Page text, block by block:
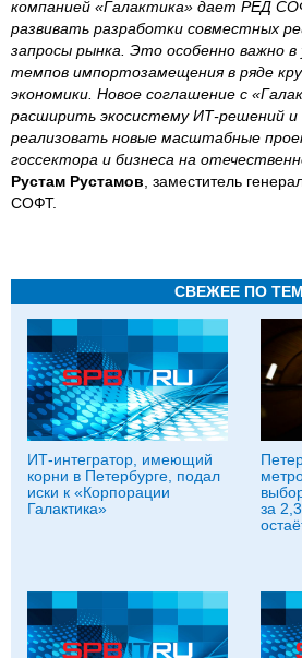
компанией «Галактика» дает РЕД
развивать разработки совместных
запросы рынка. Это особенно важно в
темпов импортозамещения в ряде
экономики. Новое соглашение с
расширить экосистему ИТ-решений
реализовать новые масштабные
госсектора и бизнеса на
Рустам Рустамов , заместитель
СОФТ.
СВЕЖЕЕ ПО
ИТ-интегратор, имеющий
корни в Петербурге, подал
иски к «Корпорации
Галактика»
за